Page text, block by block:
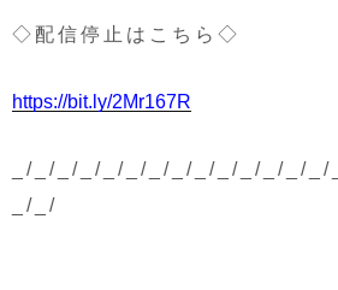
◇配信停止はこちら◇
https://bit.ly/2Mr167R
_/_/_/_/_/_/_/_/_/_/_/_/_/
_/_/